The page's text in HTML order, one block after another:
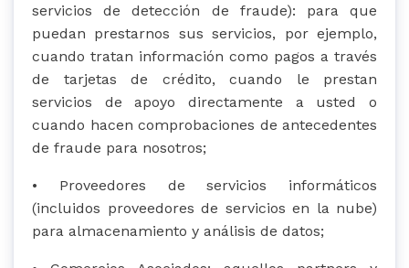
servicios de detección de fraude): para que
puedan prestarnos sus servicios, por ejemplo,
cuando tratan información como pagos a través
de tarjetas de crédito, cuando le prestan
servicios de apoyo directamente a usted o
cuando hacen comprobaciones de antecedentes
de fraude para nosotros;
• Proveedores de servicios informáticos
(incluidos proveedores de servicios en la nube)
para almacenamiento y análisis de datos;